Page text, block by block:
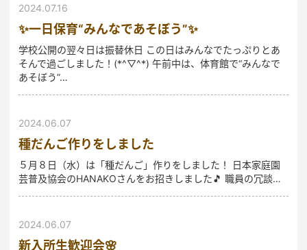
2024.07.16
✨一日保育“みんなであそぼう”✨
学校公開の翌々日は振替休日 この日はみんなでたっぷりとあ
そんで過ごしました！(*^▽^*) 午前中は、体育館で“みんなで
あそぼう”…
2024.06.07
種だんご作りをしました
５月８日（水）は「種だんご」作りをしました！ 日本家庭園
芸普及協会のHANAKOさんをお招きしました🎵 職員の冗談…
2024.06.07
新入所生歓迎会🌸